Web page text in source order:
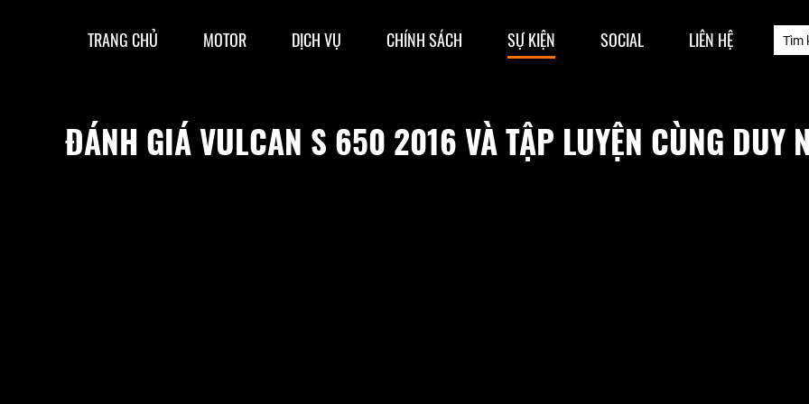
TRANG CHỦ MOTOR DỊCH VỤ CHÍNH SÁCH SỰ KIỆN SOCIAL LIÊN HỆ
ĐÁNH GIÁ VULCAN S 650 2016 VÀ TẬP LUYỆN CÙNG DUY